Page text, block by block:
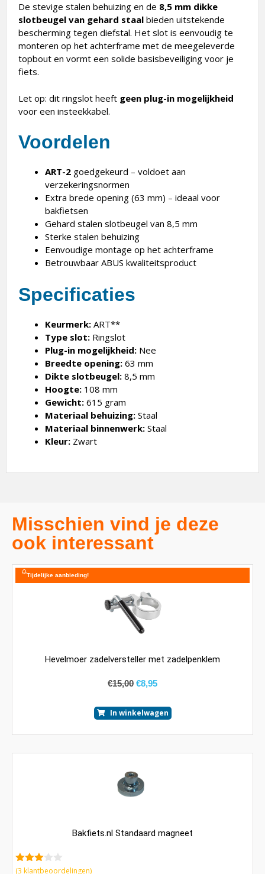
De stevige stalen behuizing en de 8,5 mm dikke
slotbeugel van gehard staal bieden uitstekende
bescherming tegen diefstal. Het slot is eenvoudig te
monteren op het achterframe met de meegeleverde
topbout en vormt een solide basisbeveiliging voor je
fiets.
Let op: dit ringslot heeft geen plug-in mogelijkheid
voor een insteekkabel.
Voordelen
ART-2 goedgekeurd – voldoet aan
verzekeringsnormen
Extra brede opening (63 mm) – ideaal voor
bakfietsen
Gehard stalen slotbeugel van 8,5 mm
Sterke stalen behuizing
Eenvoudige montage op het achterframe
Betrouwbaar ABUS kwaliteitsproduct
Specificaties
Keurmerk: ART**
Type slot: Ringslot
Plug-in mogelijkheid: Nee
Breedte opening: 63 mm
Dikte slotbeugel: 8,5 mm
Hoogte: 108 mm
Gewicht: 615 gram
Materiaal behuizing: Staal
Materiaal binnenwerk: Staal
Kleur: Zwart
Misschien vind je deze
ook interessant
Tijdelijke aanbieding!
Hevelmoer zadelversteller met zadelpenklem
€15,00 €8,95
In winkelwagen
Bakfiets.nl Standaard magneet
3.33
(3 klantbeoordelingen)